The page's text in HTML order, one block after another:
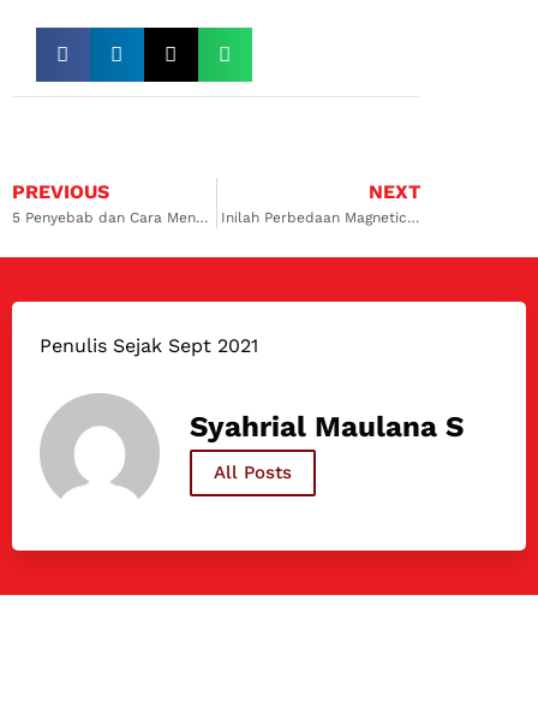
PREVIOUS
5 Penyebab dan Cara Mengatasi Mesin Mobil Panas Overheat
NEXT
Inilah Perbedaan Magnetic Clutch Indonesia VS Thailand
Penulis Sejak Sept 2021
Syahrial Maulana S
All Posts